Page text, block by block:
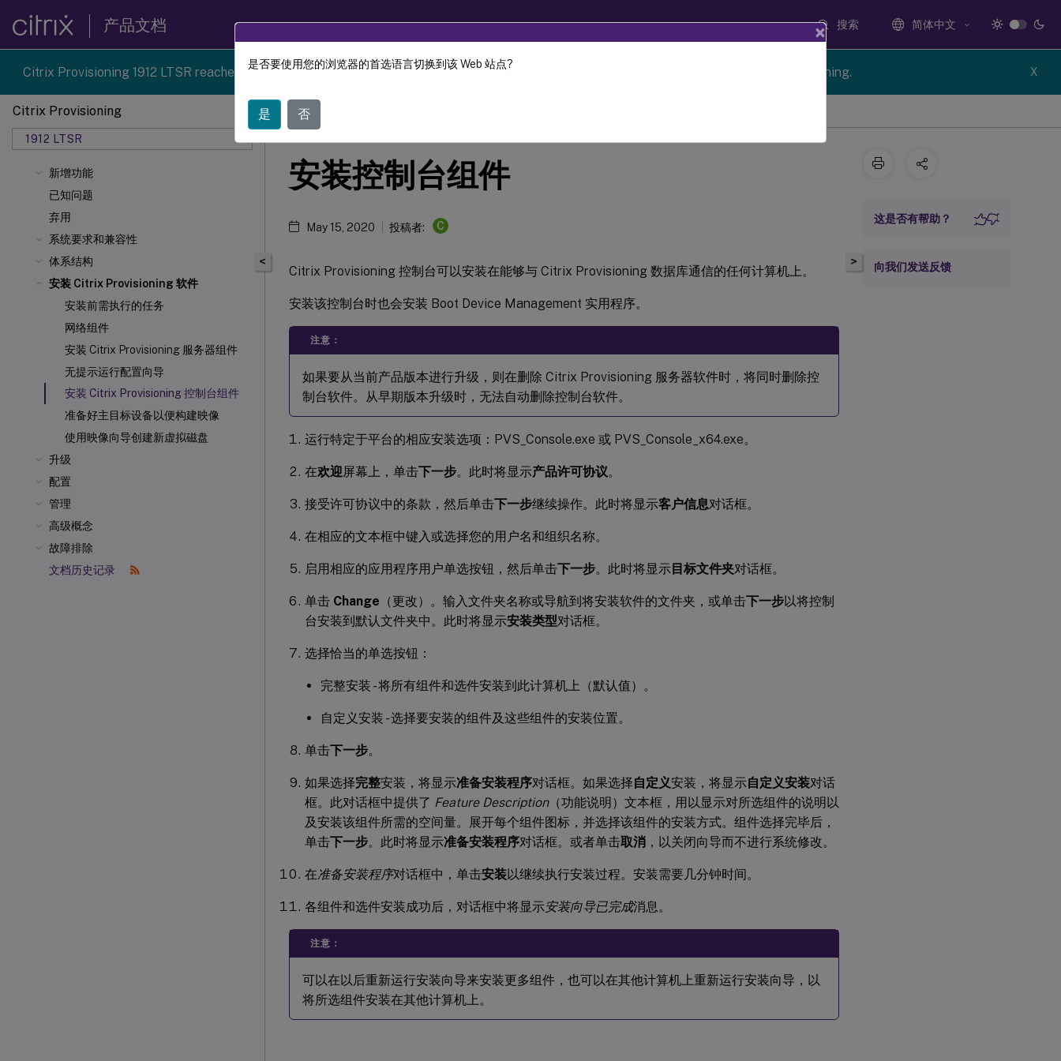
产品文档 搜索 简体中文
Citrix Provisioning 1912 LTSR reached end-of-life on 18-Dec-2024. It is recommended that you upgrade to a newer version of Citrix Provisioning. X
Citrix Provisioning
1912 LTSR
新增功能
已知问题
弃用
系统要求和兼容性
体系结构
安装 Citrix Provisioning 软件
安装前需执行的任务
网络组件
安装 Citrix Provisioning 服务器组件
无提示运行配置向导
安装 Citrix Provisioning 控制台组件
准备好主目标设备以便构建映像
使用映像向导创建新虚拟磁盘
升级
配置
管理
高级概念
故障排除
文档历史记录
<
安装控制台组件
May 15, 2020 投稿者: C
Citrix Provisioning 控制台可以安装在能够与 Citrix Provisioning 数据库通信的任何计算机上。
安装该控制台时也会安装 Boot Device Management 实用程序。
注意：
如果要从当前产品版本进行升级，则在删除 Citrix Provisioning 服务器软件时，将同时删除控
制台软件。从早期版本升级时，无法自动删除控制台软件。
运行特定于平台的相应安装选项：PVS_Console.exe 或 PVS_Console_x64.exe。
在欢迎屏幕上，单击下一步。此时将显示产品许可协议。
接受许可协议中的条款，然后单击下一步继续操作。此时将显示客户信息对话框。
在相应的文本框中键入或选择您的用户名和组织名称。
启用相应的应用程序用户单选按钮，然后单击下一步。此时将显示目标文件夹对话框。
单击 Change （更改）。输入文件夹名称或导航到将安装软件的文件夹，或单击下一步以将控制
台安装到默认文件夹中。此时将显示安装类型对话框。
选择恰当的单选按钮：
完整安装 - 将所有组件和选件安装到此计算机上（默认值）。
自定义安装 - 选择要安装的组件及这些组件的安装位置。
单击下一步。
如果选择完整安装，将显示准备安装程序对话框。如果选择自定义安装，将显示自定义安装对话
框。此对话框中提供了 Feature Description（功能说明）文本框，用以显示对所选组件的说明以
及安装该组件所需的空间量。展开每个组件图标，并选择该组件的安装方式。组件选择完毕后，
单击下一步。此时将显示准备安装程序对话框。或者单击取消 ，以关闭向导而不进行系统修改。
在准备安装程序对话框中，单击安装以继续执行安装过程。安装需要几分钟时间。
各组件和选件安装成功后，对话框中将显示安装向导已完成消息。
注意：
可以在以后重新运行安装向导来安装更多组件，也可以在其他计算机上重新运行安装向导，以
将所选组件安装在其他计算机上。
>
这是否有帮助？
向我们发送反馈
×
是否要使用您的浏览器的首选语言切换到该 Web 站点?
是 否